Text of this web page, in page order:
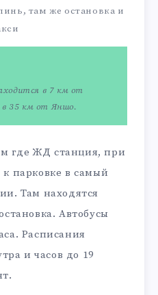
там же остановка и
в 7 км от
в 35 км от Яншо.
где ЖД станция, при
парковке в самый
Там находятся
Автобусы
Расписания
и часов до 19